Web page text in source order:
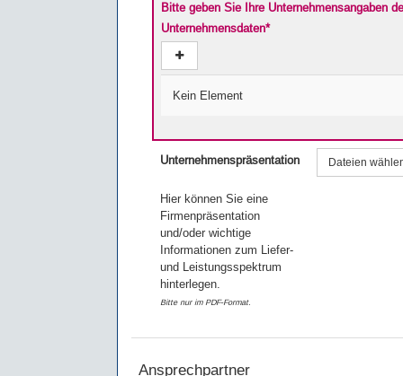
Bitte geben Sie Ihre Unternehmensangaben
Unternehmensdaten*
Kein Element
Unternehmenspräsentation
Hier können Sie eine
Firmenpräsentation
und/oder wichtige
Informationen zum Liefer-
und Leistungsspektrum
hinterlegen.
Bitte nur im PDF-Format.
Dateien
Ansprechpartner